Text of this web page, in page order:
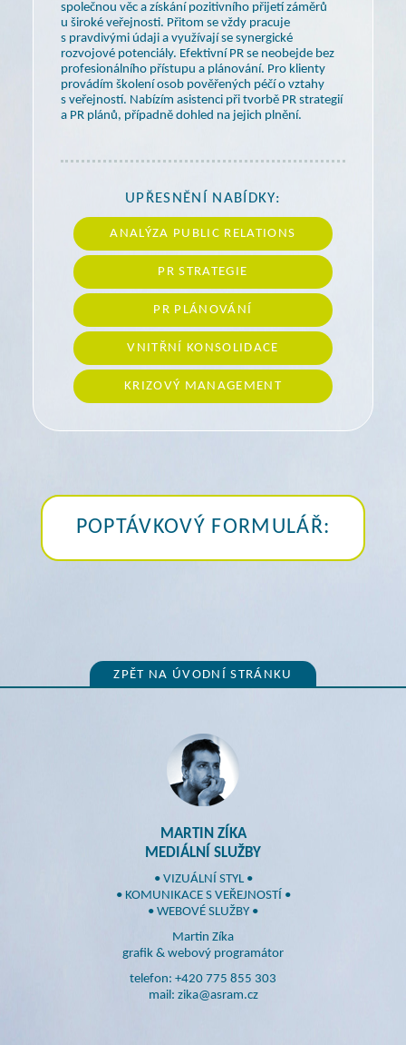
společnou věca získání pozitivního přijetí záměrů
u široké veřejnosti. Přitom se vždy pracuje
s pravdivými údajia využívají se synergické
rozvojové potenciály. Efektivní PR se neobejde bez
profesionálního přístupua plánování. Pro klienty
provádím školení osob pověřených péčío vztahy
s veřejností. Nabízím asistenci při tvorbě PR strategií
a PR plánů, případně dohled na jejich plnění.
UPŘESNĚNÍ NABÍDKY:
ANALÝZA PUBLIC RELATIONS
PR STRATEGIE
PR PLÁNOVÁNÍ
VNITŘNÍ KONSOLIDACE
KRIZOVÝ MANAGEMENT
POPTÁVKOVÝ FORMULÁŘ:
ZPĚT NA ÚVODNÍ STRÁNKU
MARTIN ZÍKA
MEDIÁLNÍ SLUŽBY
• VIZUÁLNÍ STYL •
• KOMUNIKACE S VEŘEJNOSTÍ •
• WEBOVÉ SLUŽBY •
Martin Zíka
grafik & webový programátor
telefon: +420 775 855 303
mail: zika@asram.cz